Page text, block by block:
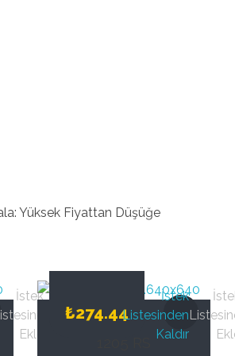
Yüksek Fiyattan Düşüğe
İstek
Ekle
₺274.44
İstek
Listesinden
Kaldır